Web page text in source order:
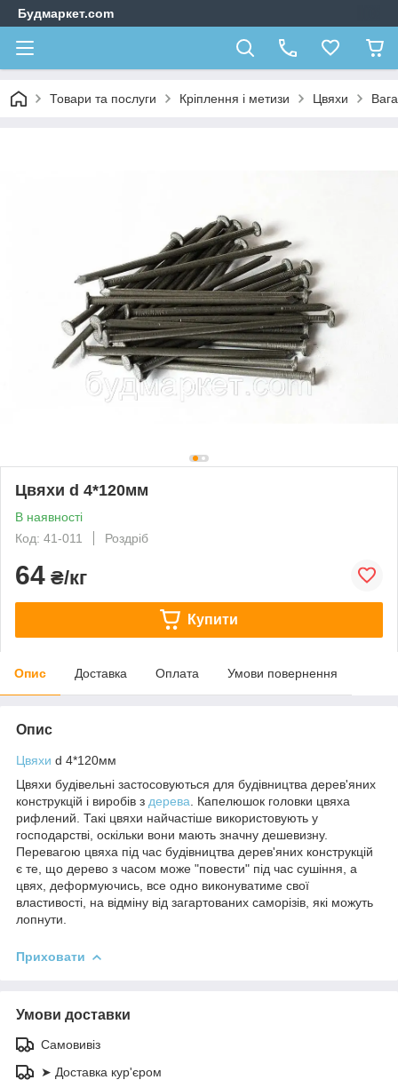
Будмаркет.com
Товари та послуги Кріплення і метизи Цвяхи Вага
Цвяхи d 4*120мм
В наявності
Код: 41-011
Роздріб
64 ₴/кг
Купити
Опис Доставка Оплата Умови повернення
Опис
Цвяхи d 4*120мм
Цвяхи будівельні застосовуються для будівництва дерев'яних
конструкцій і виробів з дерева . Капелюшок головки цвяха
рифлений. Такі цвяхи найчастіше використовують у
господарстві, оскільки вони мають значну дешевизну.
Перевагою цвяха під час будівництва дерев'яних конструкцій
є те, що дерево з часом може "повести" під час сушіння, а
цвях, деформуючись, все одно виконуватиме свої
властивості, на відміну від загартованих саморізів, які можуть
лопнути.
Приховати
Умови доставки
Самовивіз
➤ Доставка кур'єром